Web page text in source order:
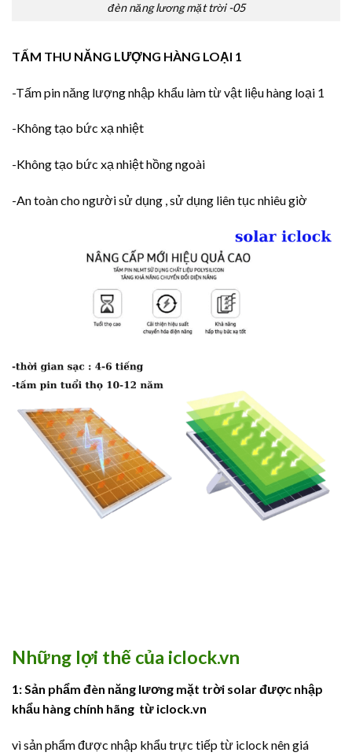
đèn năng lương mặt trời -05
TẤM THU NĂNG LƯỢNG HÀNG LOẠI 1
-Tấm pin năng lượng nhập khẩu làm từ vật liệu hàng loại 1
-Không tạo bức xạ nhiệt
-Không tạo bức xạ nhiệt hồng ngoài
-An toàn cho người sử dụng , sử dụng liên tục nhiêu giờ
Những lợi thế của iclock.vn
1: Sản phẩm đèn năng lương mặt trời solar được nhập
khẩu hàng chính hãng từ iclock.vn
vì sản phẩm được nhập khẩu trực tiếp từ iclock nên giá